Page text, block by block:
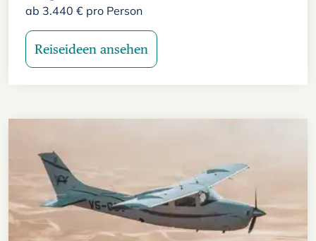
ab 3.440 € pro Person
Reiseideen ansehen